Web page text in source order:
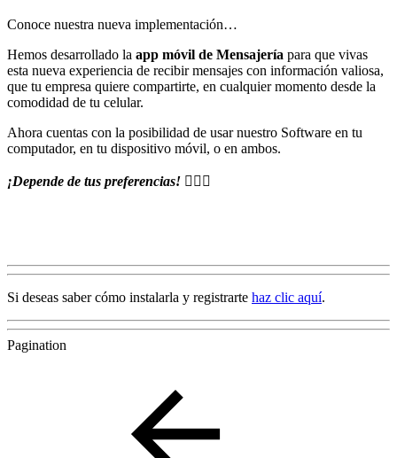
Conoce nuestra nueva implementación…
Hemos desarrollado la app móvil de Mensajería para que vivas
esta nueva experiencia de recibir mensajes con información valiosa,
que tu empresa quiere compartirte, en cualquier momento desde la
comodidad de tu celular.
Ahora cuentas con la posibilidad de usar nuestro Software en tu
computador, en tu dispositivo móvil, o en ambos.
¡Depende de tus preferencias! 🏌🏻‍♀️
Si deseas saber cómo instalarla y registrarte haz clic aquí.
Pagination